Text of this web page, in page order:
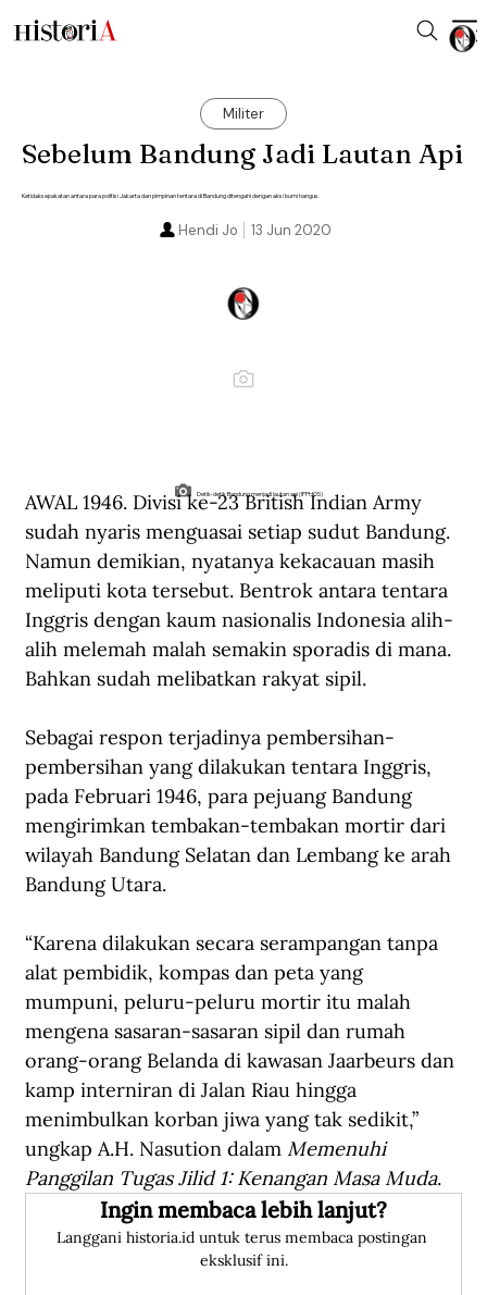
Militer
Sebelum Bandung Jadi Lautan Api
Ketidaksepakatan antara para politisi Jakarta dan pimpinan tentara di Bandung ditengahi dengan aksi bumi hangus.
13 Jun 2020
Hendi Jo
Detik-detik Bandung menjadi lautan api (IPPHOS)
AWAL 1946. Divisi ke-23 British Indian Army
sudah nyaris menguasai setiap sudut Bandung.
Namun demikian, nyatanya kekacauan masih
meliputi kota tersebut. Bentrok antara tentara
Inggris dengan kaum nasionalis Indonesia alih-
alih melemah malah semakin sporadis di mana.
Bahkan sudah melibatkan rakyat sipil.
Sebagai respon terjadinya pembersihan-
pembersihan yang dilakukan tentara Inggris,
pada Februari 1946, para pejuang Bandung
mengirimkan tembakan-tembakan mortir dari
wilayah Bandung Selatan dan Lembang ke arah
Bandung Utara.
“Karena dilakukan secara serampangan tanpa
alat pembidik, kompas dan peta yang
mumpuni, peluru-peluru mortir itu malah
mengena sasaran-sasaran sipil dan rumah
orang-orang Belanda di kawasan Jaarbeurs dan
kamp interniran di Jalan Riau hingga
menimbulkan korban jiwa yang tak sedikit,”
ungkap A.H. Nasution dalam Memenuhi
Panggilan Tugas Jilid 1: Kenangan Masa Muda.
Ingin membaca lebih lanjut?
Langgani historia.id untuk terus membaca postingan
eksklusif ini.